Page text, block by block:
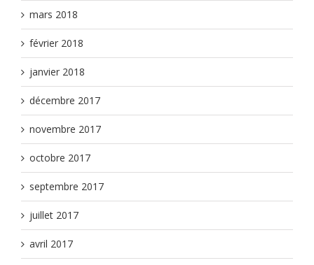
mars 2018
février 2018
janvier 2018
décembre 2017
novembre 2017
octobre 2017
septembre 2017
juillet 2017
avril 2017